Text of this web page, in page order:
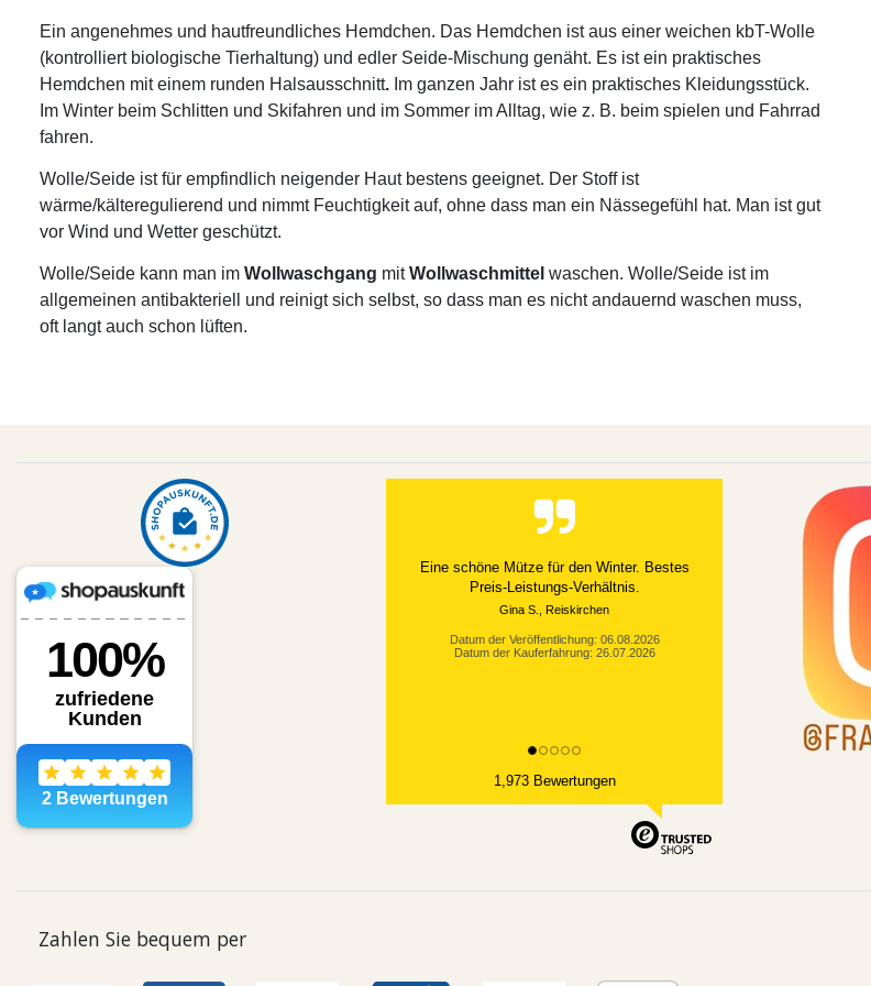
Ein angenehmes und hautfreundliches Hemdchen. Das Hemdchen ist aus einer weichen kbT-Wolle
(kontrolliert biologische Tierhaltung) und edler Seide-Mischung genäht. Es ist ein praktisches
Hemdchen mit einem runden Halsausschnitt. Im ganzen Jahr ist es ein praktisches Kleidungsstück.
Im Winter beim Schlitten und Skifahren und im Sommer im Alltag, wie z. B. beim spielen und Fahrrad
fahren.
Wolle/Seide ist für empfindlich neigender Haut bestens geeignet. Der Stoff ist
wärme/kälteregulierend und nimmt Feuchtigkeit auf, ohne dass man ein Nässegefühl hat. Man ist gut
vor Wind und Wetter geschützt.
Wolle/Seide kann man im Wollwaschgang mitWollwaschmittel waschen. Wolle/Seide ist im
allgemeinen antibakteriell und reinigt sich selbst, so dass man es nicht andauernd waschen muss,
oft langt auch schon lüften.
Eine schöne Mütze für den Winter. Bestes
Preis-Leistungs-Verhältnis.
Gina S., Reiskirchen
Datum der Veröffentlichung: 06.08.2026
Datum der Kauferfahrung: 26.07.2026
1,973 Bewertungen
Zahlen Sie bequem per